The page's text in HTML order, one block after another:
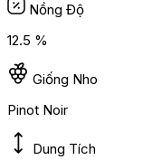
Nồng Độ
12.5 %
Giống Nho
Pinot Noir
Dung Tích